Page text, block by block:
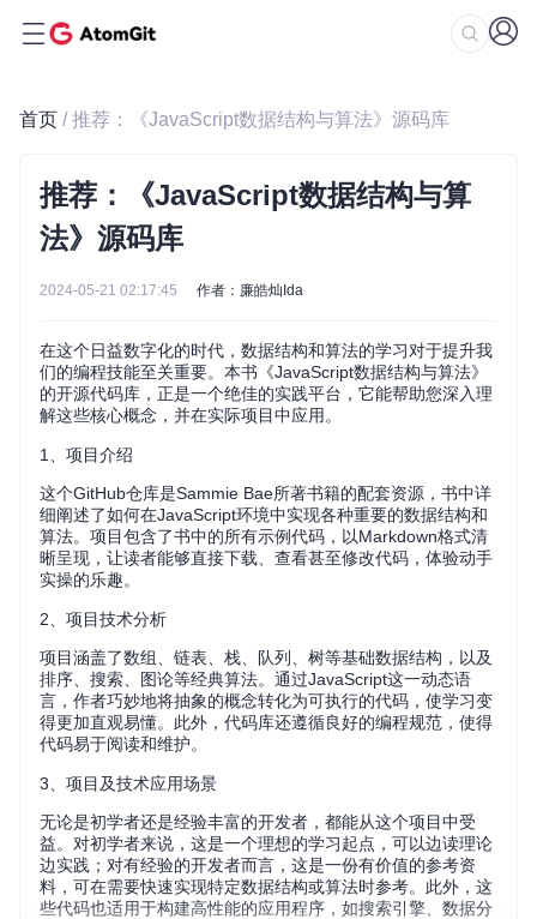
首页 / 推荐：《JavaScript数据结构与算法》源码库
推荐：《JavaScript数据结构与算
法》源码库
2024-05-21 02:17:45 作者：廉皓灿Ida
在这个日益数字化的时代，数据结构和算法的学习对于提升我
们的编程技能至关重要。本书《JavaScript数据结构与算法》
的开源代码库，正是一个绝佳的实践平台，它能帮助您深入理
解这些核心概念，并在实际项目中应用。
1、项目介绍
这个GitHub仓库是Sammie Bae所著书籍的配套资源，书中详
细阐述了如何在JavaScript环境中实现各种重要的数据结构和
算法。项目包含了书中的所有示例代码，以Markdown格式清
晰呈现，让读者能够直接下载、查看甚至修改代码，体验动手
实操的乐趣。
2、项目技术分析
项目涵盖了数组、链表、栈、队列、树等基础数据结构，以及
排序、搜索、图论等经典算法。通过JavaScript这一动态语
言，作者巧妙地将抽象的概念转化为可执行的代码，使学习变
得更加直观易懂。此外，代码库还遵循良好的编程规范，使得
代码易于阅读和维护。
3、项目及技术应用场景
无论是初学者还是经验丰富的开发者，都能从这个项目中受
益。对初学者来说，这是一个理想的学习起点，可以边读理论
边实践；对有经验的开发者而言，这是一份有价值的参考资
料，可在需要快速实现特定数据结构或算法时参考。此外，这
些代码也适用于构建高性能的应用程序，如搜索引擎、数据分